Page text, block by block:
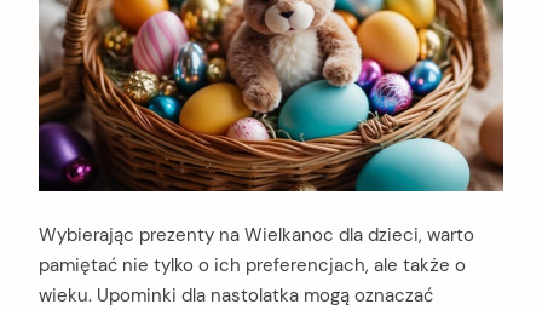
Wybierając prezenty na Wielkanoc dla dzieci, warto
pamiętać nie tylko o ich preferencjach, ale także o
wieku. Upominki dla nastolatka mogą oznaczać